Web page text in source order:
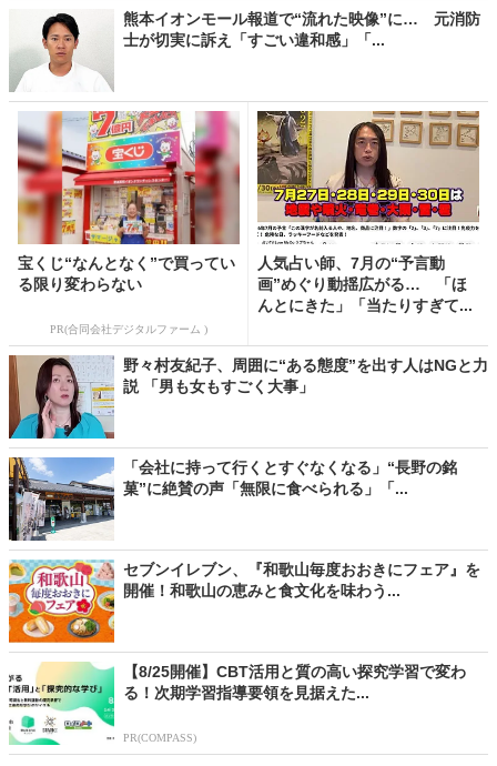
熊本イオンモール報道で“流れた映像”に… 元消防
士が切実に訴え「すごい違和感」「...
宝くじ“なんとなく”で買ってい
る限り変わらない
PR(合同会社デジタルファーム )
人気占い師、7月の“予言動
画”めぐり動揺広がる… 「ほ
んとにきた」「当たりすぎて...
野々村友紀子、周囲に“ある態度”を出す人はNGと力
説 「男も女もすごく大事」
「会社に持って行くとすぐなくなる」“長野の銘
菓”に絶賛の声「無限に食べられる」「...
セブンイレブン、『和歌山毎度おおきにフェア』を
開催！和歌山の恵みと食文化を味わう...
【8/25開催】CBT活用と質の高い探究学習で変わ
る！次期学習指導要領を見据えた...
PR(COMPASS)